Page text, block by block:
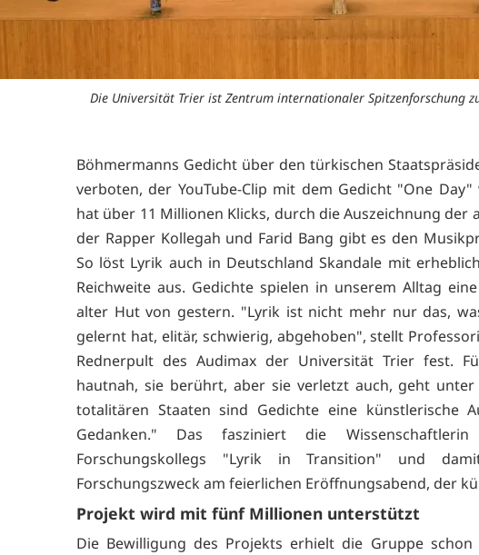
Die Universität Trier ist Zentrum internationaler Spitzenforschung
Böhmermanns Gedicht über den türkischen
verboten, der YouTube-Clip mit dem Gedicht "One Day"
hat über 11 Millionen Klicks, durch die Auszeichnung der
der Rapper Kollegah und Farid Bang gibt es den
So löst Lyrik auch in Deutschland Skandale mit
Reichweite aus. Gedichte spielen in unserem Alltag
alter Hut von gestern. "Lyrik ist nicht mehr nur das,
gelernt hat, elitär, schwierig, abgehoben", stellt
Rednerpult des Audimax der Universität Trier fest.
hautnah, sie berührt, aber sie verletzt auch, geht
totalitären Staaten sind Gedichte eine künstlerische
Gedanken." Das fasziniert die
Forschungskollegs "Lyrik in Transition" und
Forschungszweck am feierlichen Eröffnungsabend, der
Projekt wird mit fünf Millionen unterstützt
Die Bewilligung des Projekts erhielt die Gruppe